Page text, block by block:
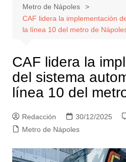
Metro de Nápoles
CAF lidera la implementación
la línea 10 del metro de
CAF lidera la
del sistema
línea 10 del
Redacción 30/12/2025
Metro de Nápoles